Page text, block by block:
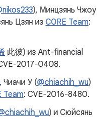
), Минцзянь Чжоу
Цзян из C0RE Team:
此彼) из Ant-financial
2017-0408.
, Чиачи У (@chiachih_wu)
Team: CVE-2016-8480.
) и Сюйсянь